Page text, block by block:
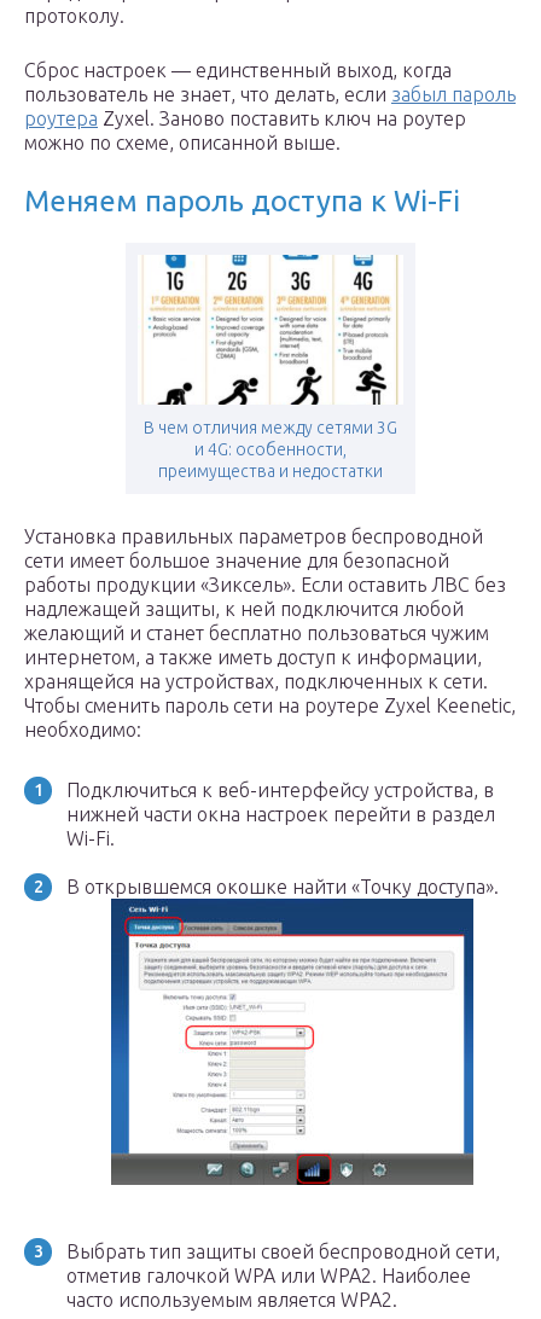
протоколу.
Сброс настроек — единственный выход, когда
пользователь не знает, что делать, если забыл пароль
роутера Zyxel. Заново поставить ключ на роутер
можно по схеме, описанной выше.
Меняем пароль доступа к Wi-Fi
В чем отличия между сетями 3G
и 4G: особенности,
преимущества и недостатки
Установка правильных параметров беспроводной
сети имеет большое значение для безопасной
работы продукции «Зиксель». Если оставить ЛВС без
надлежащей защиты, к ней подключится любой
желающий и станет бесплатно пользоваться чужим
интернетом, а также иметь доступ к информации,
хранящейся на устройствах, подключенных к сети.
Чтобы сменить пароль сети на роутере Zyxel Keenetic,
необходимо:
Подключиться к веб-интерфейсу устройства, в
нижней части окна настроек перейти в раздел
Wi-Fi.
В открывшемся окошке найти «Точку доступа».
Выбрать тип защиты своей беспроводной сети,
отметив галочкой WPA или WPA2. Наиболее
часто используемым является WPA2.